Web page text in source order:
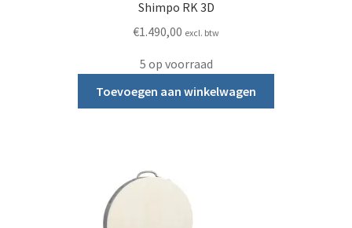
Shimpo RK 3D
€1.490,00 excl. btw
5 op voorraad
Toevoegen aan winkelwagen